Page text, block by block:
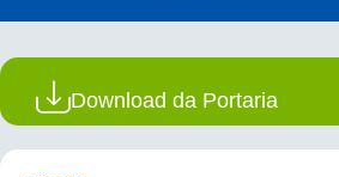
Download da Portaria